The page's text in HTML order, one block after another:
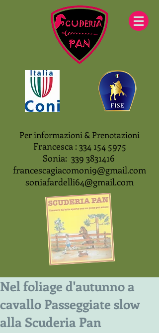
Per informazioni & Prenotazioni
Francesca : 334 154 5975
Sonia: 339 3831416
francescagiacomoni9@gmail.com
soniafardelli64@gmail.com
Nel foliage d'autunno a
cavallo Passeggiate slow
alla Scuderia Pan